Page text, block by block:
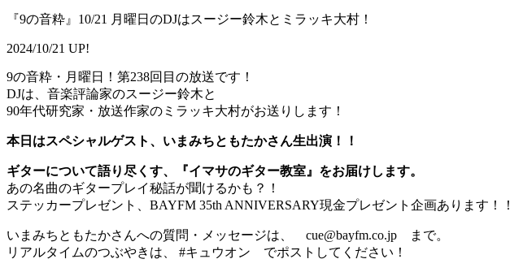
『9の音粋』10/21 月曜日のDJはスージー鈴木とミラッキ大村！
2024/10/21 UP!
9の音粋・月曜日！第238回目の放送です！
DJは、音楽評論家のスージー鈴木と
90年代研究家・放送作家のミラッキ大村がお送りします！
本日はスペシャルゲスト、いまみちともたかさん生出演！！
ギターについて語り尽くす、 『イマサのギター教室』 をお届けします。
あの名曲のギタープレイ秘話が聞けるかも？！
ステッカープレゼント、BAYFM 35th ANNIVERSARY現金プレゼント企画あります！！
いまみちともたかさんへの質問・メッセージは、 cue@bayfm.co.jp まで。
リアルタイムのつぶやきは、 #キュウオン でポストしてください！